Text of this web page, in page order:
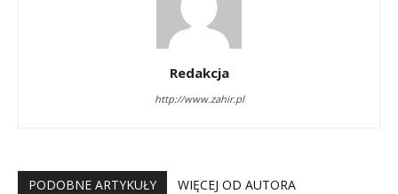
Redakcja
http://www.zahir.pl
PODOBNE ARTYKUŁY WIĘCEJ OD AUTORA